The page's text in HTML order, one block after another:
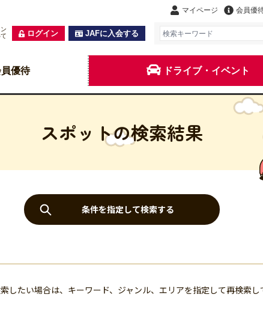
マイページ 会員優
ログイン JAFに入会する
優待 ドライブ・イベント
スポットの検索結果
条件を指定して検索する
たい場合は、キーワード、ジャンル、エリアを指定して再検索し